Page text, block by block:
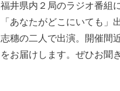
福井県内２局のラジオ番組
「あなたがどこにいても」
志穗の二人で出演。開催間
をお届けします。ぜひお聞